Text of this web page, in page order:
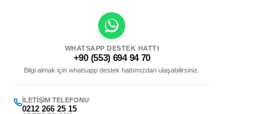
WHATSAPP DESTEK HATTI
+90 (553) 694 94 70
Bilgi almak için whatsapp destek hattımızdan ulaşabilirsiniz.
İLETIŞIM TELEFONU
0212 266 25 15